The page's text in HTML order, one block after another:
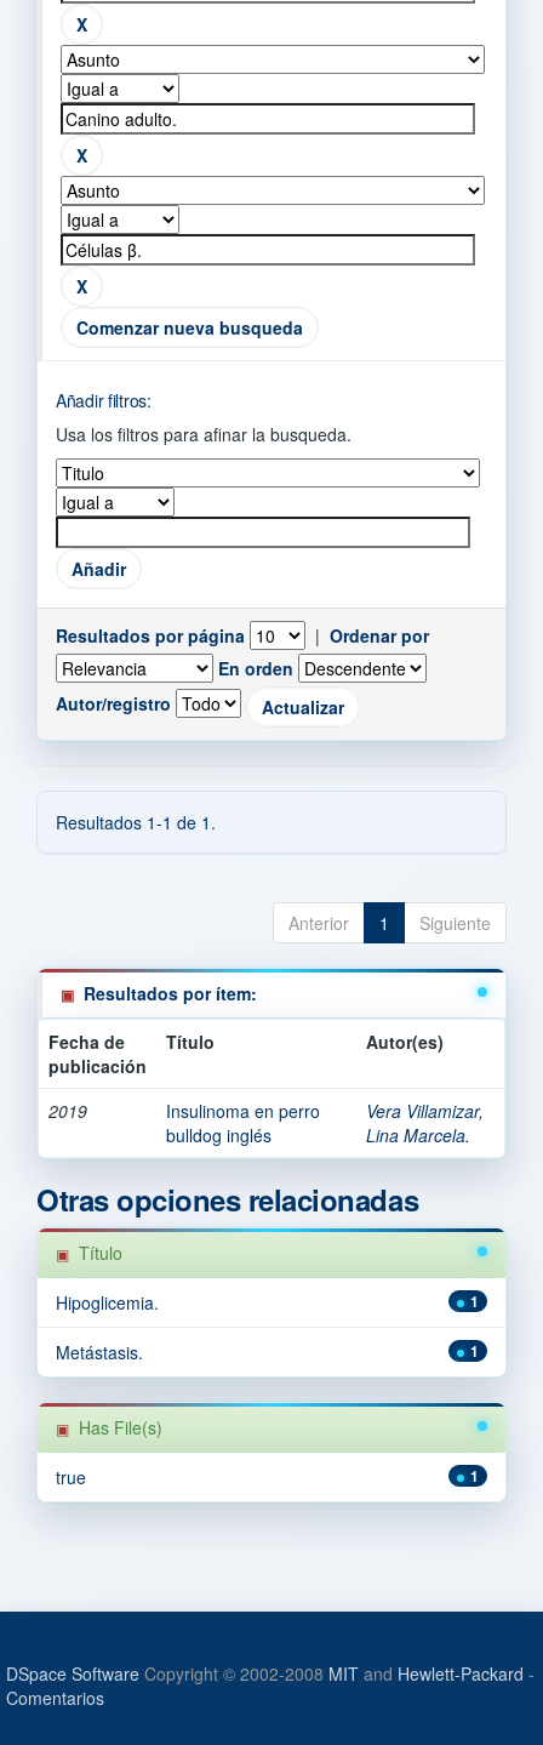
Comenzar nueva busqueda
Añadir filtros:
Usa los filtros para afinar la busqueda.
Resultados por página | Ordenar por
En orden
Autor/registro
Resultados 1-1 de 1.
Anterior 1 Siguiente
Resultados por ítem:
Fecha de
publicación
Título Autor(es)
2019
Insulinoma en perro
bulldog inglés
Vera Villamizar,
Lina Marcela.
Otras opciones relacionadas
Título
1
Hipoglicemia.
1
Metástasis.
Has File(s)
1
true
DSpace Software Copyright © 2002-2008 MIT and Hewlett-Packard -
Comentarios